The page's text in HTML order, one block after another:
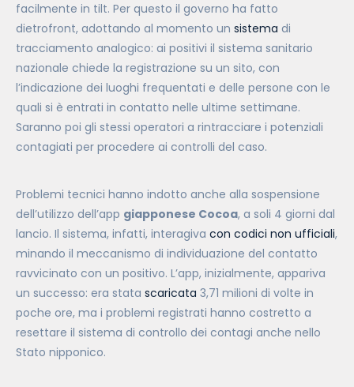
facilmente in tilt. Per questo il governo ha fatto
dietrofront, adottando al momento un sistema di
tracciamento analogico: ai positivi il sistema sanitario
nazionale chiede la registrazione su un sito, con
l’indicazione dei luoghi frequentati e delle persone con le
quali si è entrati in contatto nelle ultime settimane.
Saranno poi gli stessi operatori a rintracciare i potenziali
contagiati per procedere ai controlli del caso.
Problemi tecnici hanno indotto anche alla sospensione
dell’utilizzo dell’app giapponese Cocoa, a soli 4 giorni dal
lancio. Il sistema, infatti, interagiva con codici non ufficiali,
minando il meccanismo di individuazione del contatto
ravvicinato con un positivo. L’app, inizialmente, appariva
un successo: era stata scaricata 3,71 milioni di volte in
poche ore, ma i problemi registrati hanno costretto a
resettare il sistema di controllo dei contagi anche nello
Stato nipponico.